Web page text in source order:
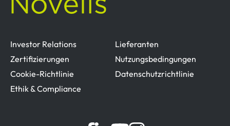
Investor Relations
Lieferanten
Zertifizierungen
Nutzungsbedingungen
Cookie-Richtlinie
Datenschutzrichtlinie
Ethik & Compliance